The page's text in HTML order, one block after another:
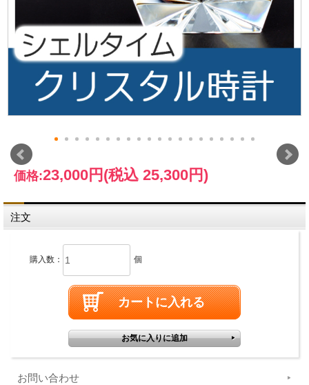
価格:23,000円 (税込 25,300円)
注文
購入数： 個
お問い合わせ